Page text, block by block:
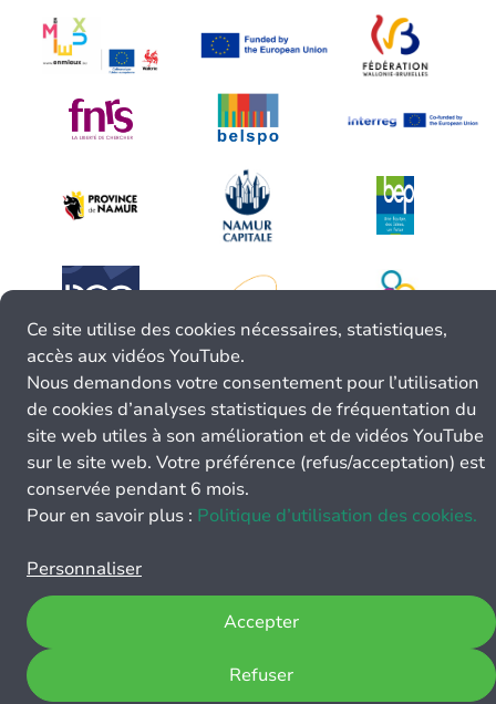
Ce site utilise des cookies nécessaires, statistiques,
accès aux vidéos YouTube.
Nous demandons votre consentement pour l’utilisation
de cookies d’analyses statistiques de fréquentation du
site web utiles à son amélioration et de vidéos YouTube
sur le site web. Votre préférence (refus/acceptation) est
conservée pendant 6 mois.
Pour en savoir plus : Politique d’utilisation des cookies.
Personnaliser
Refuser
Accepter